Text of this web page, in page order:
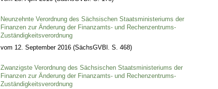
Neunzehnte Verordnung des Sächsischen Staatsministeriums der
Finanzen zur Änderung der Finanzamts- und Rechenzentrums-
Zuständigkeitsverordnung
vom 12. September 2016 (SächsGVBl. S. 468)
Zwanzigste Verordnung des Sächsischen Staatsministeriums der
Finanzen zur Änderung der Finanzamts- und Rechenzentrums-
Zuständigkeitsverordnung